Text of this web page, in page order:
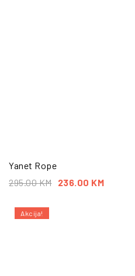
Yanet Rope
295.00KM 236.00 KM
Akcija!